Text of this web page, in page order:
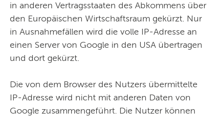
in anderen Vertragsstaaten des Abkommens über
den Europäischen Wirtschaftsraum gekürzt. Nur
in Ausnahmefällen wird die volle IP-Adresse an
einen Server von Google in den USA übertragen
und dort gekürzt.
Die von dem Browser des Nutzers übermittelte
IP-Adresse wird nicht mit anderen Daten von
Google zusammengeführt. Die Nutzer können